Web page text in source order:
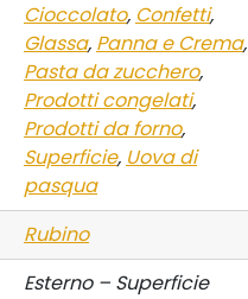
Cioccolato, Confetti,
Glassa, Panna e Crema,
Pasta da zucchero,
Prodotti congelati,
Prodotti da forno,
Superficie, Uova di
pasqua
Rubino
Esterno – Superficie